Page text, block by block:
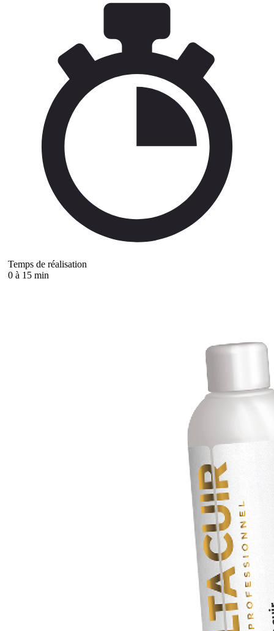
Temps de réalisation
0 à 15 min